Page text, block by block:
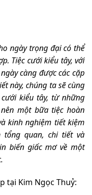
ngày trọng đại có thể
Tiệc cưới kiểu tây, với
càng được các cặp
này, chúng ta sẽ cùng
kiểu tây, từ những
một bữa tiệc hoàn
kinh nghiệm tiết kiệm
quan, chi tiết và
biến giấc mơ về một
tại Kim Ngọc Thuỷ: